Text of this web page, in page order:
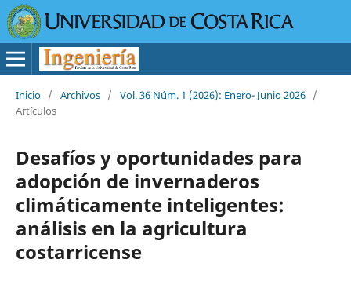
Inicio / Archivos / Vol. 36 Núm. 1 (2026): Enero- Junio 2026 /
Artículos
Desafíos y oportunidades para
adopción de invernaderos
climáticamente inteligentes:
análisis en la agricultura
costarricense